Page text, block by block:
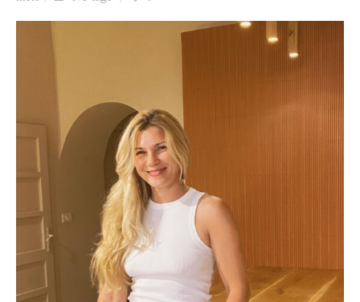
Ziua culorii